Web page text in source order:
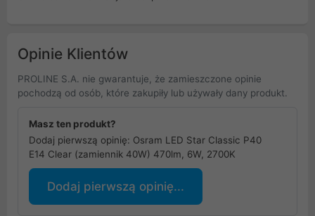
Opinie Klientów
PROLINE S.A. nie gwarantuje, że zamieszczone opinie
pochodzą od osób, które zakupiły lub używały dany produkt.
Masz ten produkt?
Dodaj pierwszą opinię: Osram LED Star Classic P40
E14 Clear (zamiennik 40W) 470lm, 6W, 2700K
Dodaj pierwszą opinię...